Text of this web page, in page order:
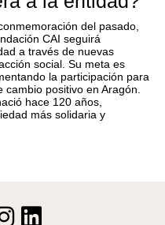
del pasado,
CAI seguirá
a través de nuevas
social. Su meta es
la participación para
positivo en Aragón.
hace 120 años,
más solidaria y